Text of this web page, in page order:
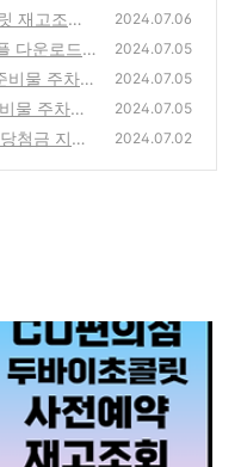
재고조회
2024.07.06
다운로드 2024.07.05
물 주차장
2024.07.05
물 주차장
2024.07.05
첨금 지급
2024.07.02